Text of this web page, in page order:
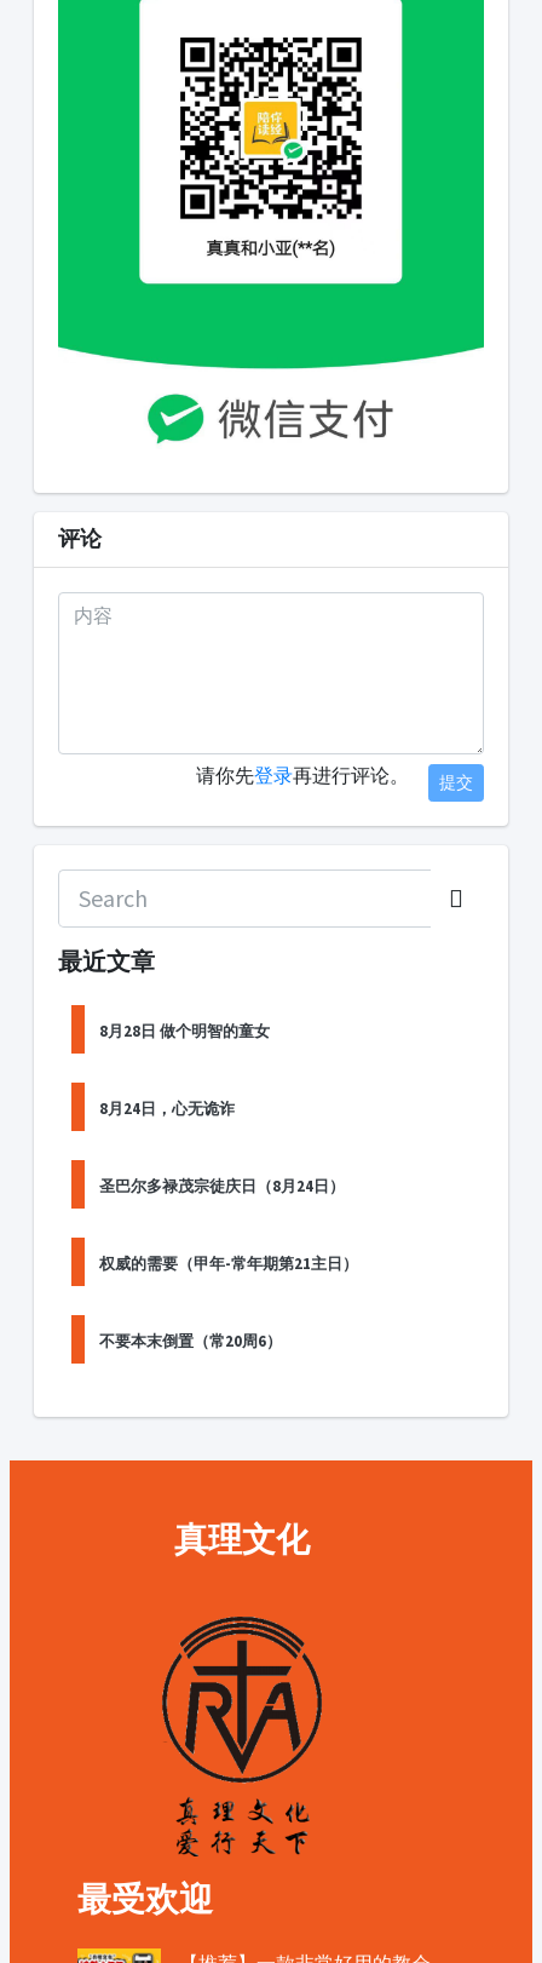
评论
请你先登录再进行评论。 提交
最近文章
8月28日 做个明智的童女
8月24日，心无诡诈
圣巴尔多禄茂宗徒庆日（8月24日）
权威的需要（甲年-常年期第21主日）
不要本末倒置（常20周6）
真理文化
最受欢迎